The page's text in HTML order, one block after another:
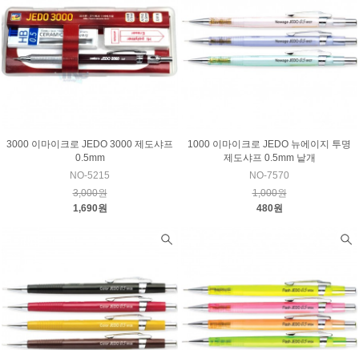
3000 이마이크로 JEDO 3000 제도샤프
0.5mm
NO-5215
3,000원
1,690원
1000 이마이크로 JEDO 뉴에이지 투명
제도샤프 0.5mm 낱개
NO-7570
1,000원
480원